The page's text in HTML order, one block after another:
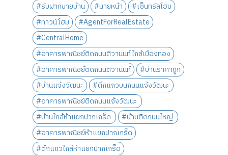
#รับฝากขายบ้าน
#นายหน้า
#เซ็นทรัลโฮม
#ทาวน์โฮม
#AgentForRealEstate
#CentralHome
#อาคารพาณิชย์ติดถนนติวานนท์ใกล้เมืองทอง
#อาคารพาณิชย์ติดถนนติวานนท์
#บ้านราคาถูก
#บ้านแจ้งวัฒนะ
#ตึกแถวบนถนนแจ้งวัฒนะ
#อาคารพาณิชย์ติดถนนแจ้งวัฒนะ
#บ้านใกล้ห้าแยกปากเกร็ด
#บ้านติดถนนใหญ่
#อาคารพาณิชย์ห้าแยกปากเกร็ด
#ตึกแถวใกล้ห้าแยกปากเกร็ด